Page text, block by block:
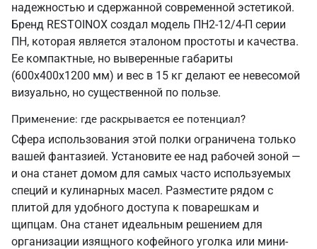
надежностью и сдержанной современной эстетикой.
Бренд RESTOINOX создал модель ПН2-12/4-П серии
ПН, которая является эталоном простоты и качества.
Ее компактные, но выверенные габариты
(600х400х1200 мм) и вес в 15 кг делают ее невесомой
визуально, но существенной по пользе.
Применение: где раскрывается ее потенциал?
Сфера использования этой полки ограничена только
вашей фантазией. Установите ее над рабочей зоной —
и она станет домом для самых часто используемых
специй и кулинарных масел. Разместите рядом с
плитой для удобного доступа к поварешкам и
щипцам. Она станет идеальным решением для
организации изящного кофейного уголка или мини-